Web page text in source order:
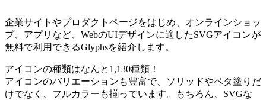
企業サイトやプロダクトページをはじめ、オンラインショッ
プ、アプリなど、WebのUIデザインに適したSVGアイコンが
無料で利用できるGlyphsを紹介します。
アイコンの種類はなんと1,130種類！
アイコンのバリエーションも豊富で、ソリッドやベタ塗りだ
けでなく、フルカラーも揃っています。もちろん、SVGな